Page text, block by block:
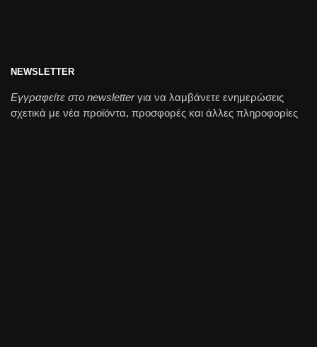
NEWSLETTER
Εγγραφείτε στο newsletterγια να λαμβάνετε ενημερώσεις
σχετικά με νέα προϊόντα, προσφορές και άλλες πληροφορίες